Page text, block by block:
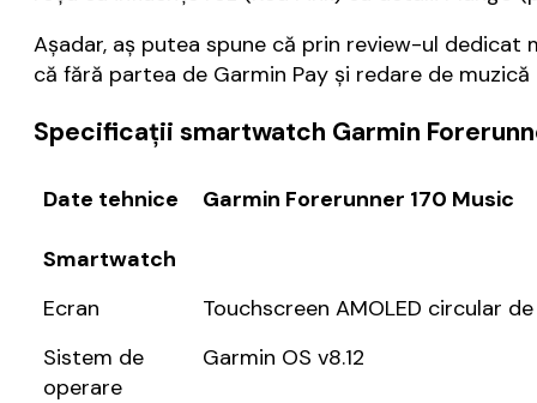
Așadar, aș putea spune că prin review-ul dedicat
că fără partea de Garmin Pay și redare de
Specificații smartwatch Garmin
Date tehnice
Smartwatch
Garmin Forerunner 170 Music
Ecran
Touchscreen AMOLED circular
Sistem de
operare
Garmin OS v8.12